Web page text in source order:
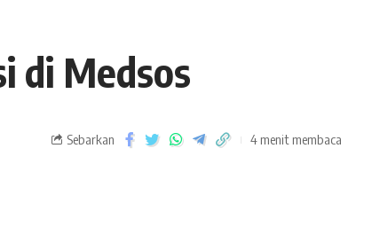
di Medsos
Sebarkan 4 menit membaca